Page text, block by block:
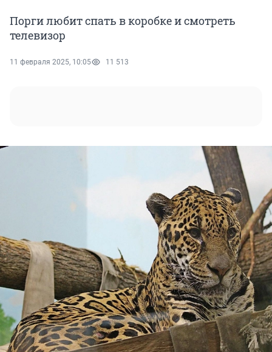
Порги любит спать в коробке и смотреть
телевизор
11 февраля 2025, 10:05 11 513